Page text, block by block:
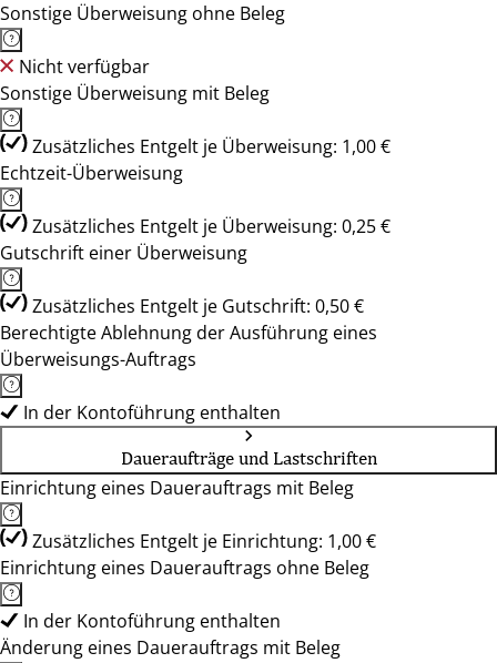
Sonstige Überweisung ohne Beleg
Nicht verfügbar
Sonstige Überweisung mit Beleg
Zusätzliches Entgelt je Überweisung: 1,00 €
Echtzeit-Überweisung
Zusätzliches Entgelt je Überweisung: 0,25 €
Gutschrift einer Überweisung
Zusätzliches Entgelt je Gutschrift: 0,50 €
Berechtigte Ablehnung der Ausführung eines
Überweisungs-Auftrags
In der Kontoführung enthalten
Daueraufträge und Lastschriften
Einrichtung eines Dauerauftrags mit Beleg
Zusätzliches Entgelt je Einrichtung: 1,00 €
Einrichtung eines Dauerauftrags ohne Beleg
In der Kontoführung enthalten
Änderung eines Dauerauftrags mit Beleg